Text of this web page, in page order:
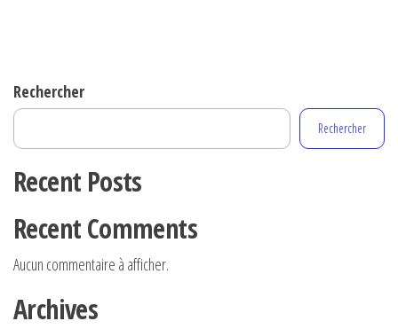
Rechercher
Rechercher
Recent Posts
Recent Comments
Aucun commentaire à afficher.
Archives